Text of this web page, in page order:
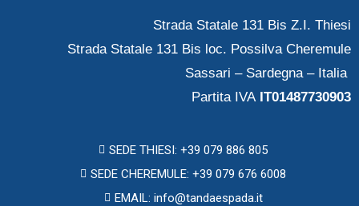
Strada Statale 131 Bis Z.I. Thiesi
Strada Statale 131 Bis loc. Possilva Cheremule
Sassari – Sardegna – Italia
Partita IVA IT01487730903
SEDE THIESI: +39 079 886 805
SEDE CHEREMULE: +39 079 676 6008
EMAIL: info@tandaespada.it